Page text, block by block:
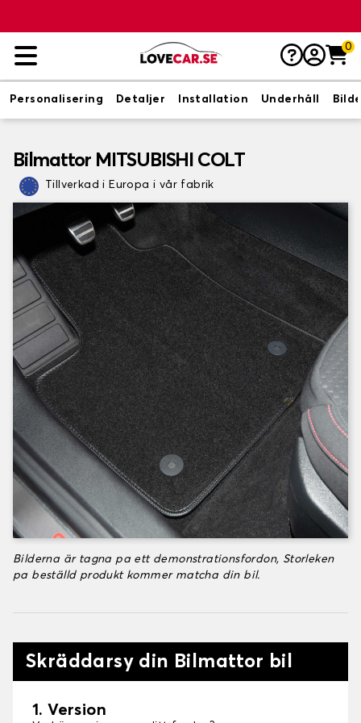
0
Personalisering Detaljer Installation Underhåll
Bilmattor MITSUBISHI COLT
Tillverkad i Europa i vår fabrik
Bilderna är tagna pa ett demonstrationsfordon, Storleken
pa beställd produkt kommer matcha din bil.
Skräddarsy din Bilmattor bil
1. Version